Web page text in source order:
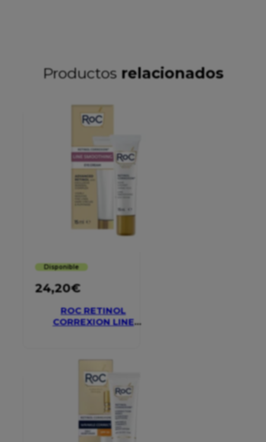
Productos relacionados
Disponible
24,20€
ROC RETINOL
CORREXION LINE